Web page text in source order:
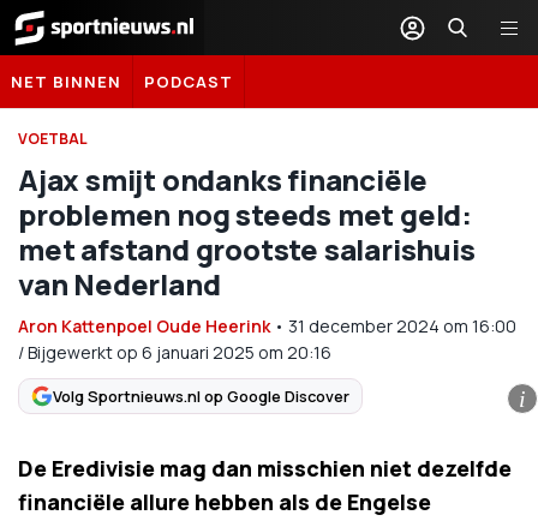
Sportnieuws.nl
NET BINNEN PODCAST
VOETBAL
Ajax smijt ondanks financiële
problemen nog steeds met geld:
met afstand grootste salarishuis
van Nederland
Aron Kattenpoel Oude Heerink• 31 december 2024 om 16:00
/Bijgewerkt op 6 januari 2025 om 20:16
Volg Sportnieuws.nl op Google Discover i
De Eredivisie mag dan misschien niet dezelfde
financiële allure hebben als de Engelse